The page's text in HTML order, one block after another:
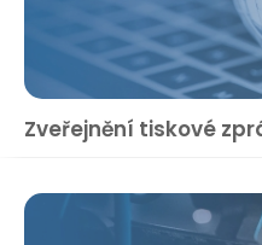
Zveřejnění tiskové